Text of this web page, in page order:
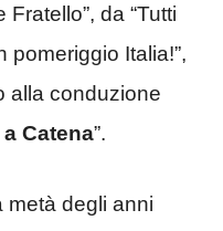
Fratello”, da “Tutti
pomeriggio Italia!”,
alla conduzione
Catena”.
metà degli anni